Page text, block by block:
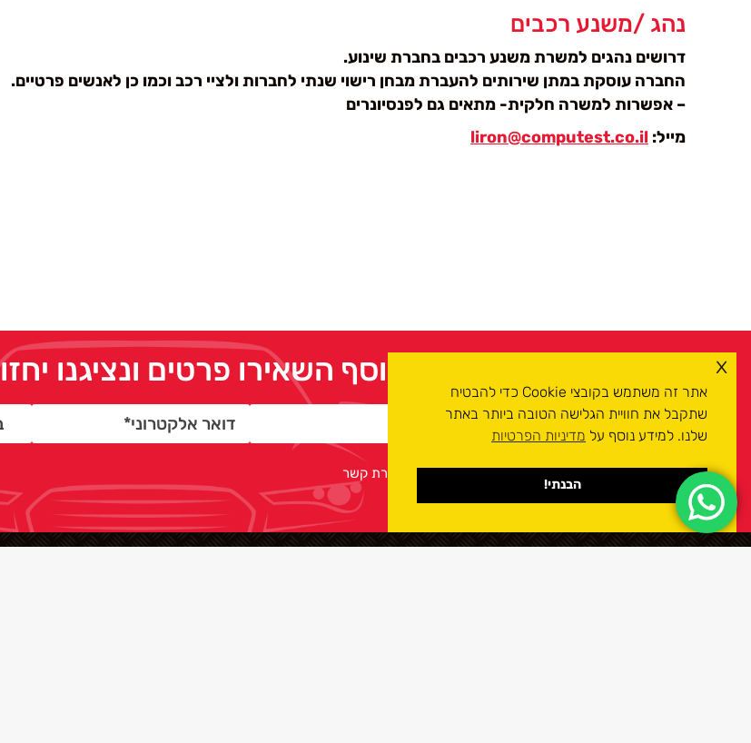
נהג /משנע רכבים
דרושים נהגים למשרת משנע רכבים בחברת שינוע.
החברה עוסקת במתן שירותים להעברת מבחן רישוי שנתי לחברות ולציי רכב וכמו כן לאנשים פרטיים.
– אפשרות למשרה חלקית- מתאים גם לפנסיונרים
מייל: liron@computest.co.il
למידע נוסף השאירו פרטים ונציגנו
אני מסכים/ה למדיניות הפרטיותולעיבוד המידע ליצירת קשר
אתר זה משתמש בקובצי Cookie כדי להבטיח
שתקבל את חוויית הגלישה הטובה ביותר באתר
שלנו. למידע נוסף על מדיניות הפרטיות
הבנתי!
x